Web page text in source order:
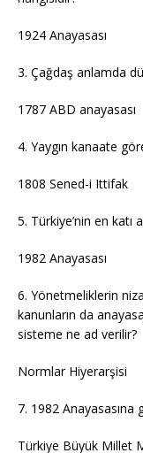
1924 Anayasası
3. Çağdaş anlamda
1787 ABD anayasası
4. Yaygın kanaate
1808 Sened-i Ittifak
5. Türkiye’nin en katı
1982 Anayasası
6. Yönetmeliklerin
kanunların da
sisteme ne ad verilir?
Normlar Hiyerarşisi
7. 1982
Türkiye Büyük Millet